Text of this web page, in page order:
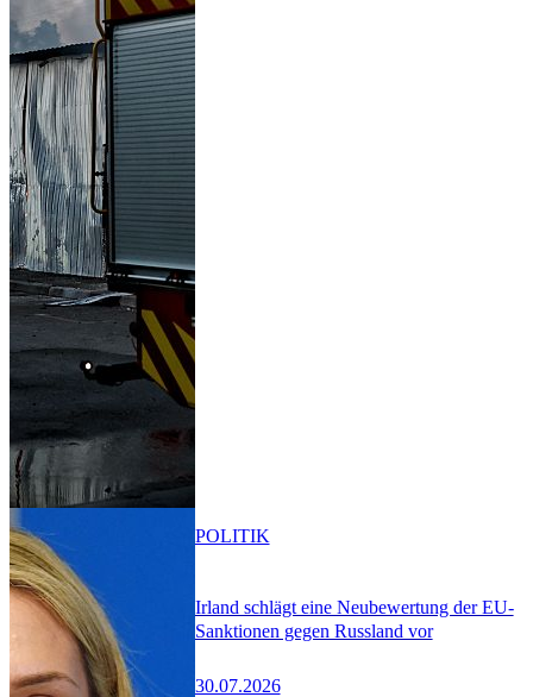
Irland schlägt eine Neubewertung der EU-
Sanktionen gegen Russland vor
30.07.2026
POLITIK